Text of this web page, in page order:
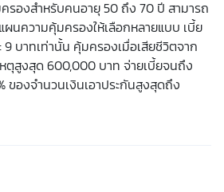
รองสำหรับคนอายุ 50 ถึง 70 ปี สามารถ
ผนความคุ้มครองให้เลือกหลายแบบ เบี้ย
9 บาทเท่านั้น คุ้มครองเมื่อเสียชีวิตจาก
ตุสูงสุด 600,000 บาท จ่ายเบี้ยจนถึง
ของจำนวนเงินเอาประกันสูงสุดถึง